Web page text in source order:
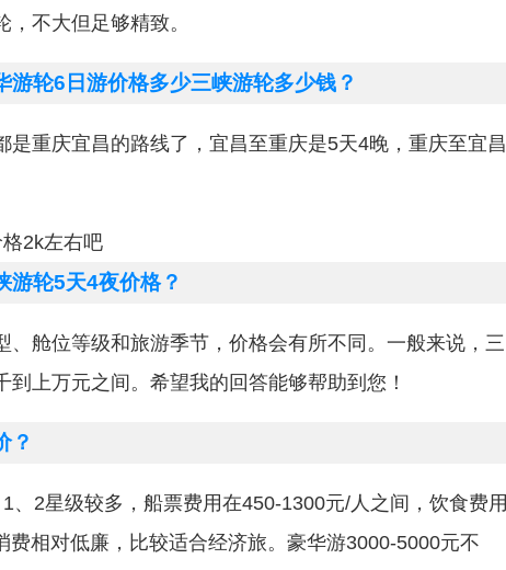
，不大但足够精致。
游轮6日游价格多少三峡游轮多少钱？
是重庆宜昌的路线了，宜昌至重庆是5天4晚，重庆至宜昌
2k左右吧
游轮5天4夜价格？
、舱位等级和旅游季节，价格会有所不同。一般来说，三
到上万元之间。希望我的回答能够帮助到您！
？
、2星级较多，船票费用在450-1300元/人之间，饮食费用
费相对低廉，比较适合经济旅。豪华游3000-5000元不